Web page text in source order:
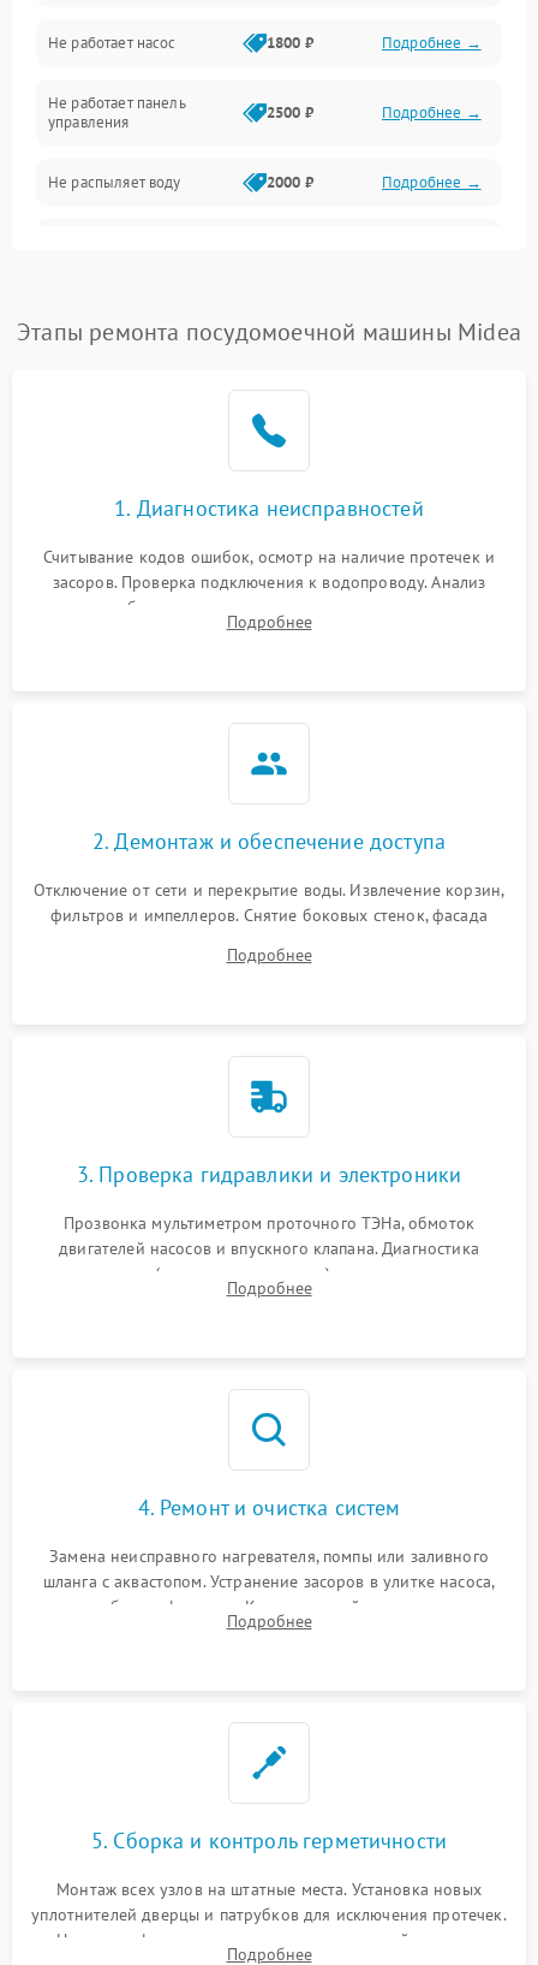
Вода
Гигиена
Программное обеспечение
Не работает насос 1800 ₽ Подробнее →
Не работает панель
управления
2500 ₽ Подробнее →
Не распыляет воду 2000 ₽ Подробнее →
воды
1800 ₽ Подробнее →
Проблемы с
Этапы ремонта посудомоечной машины Midea
1. Диагностика неисправностей
Считывание кодов ошибок, осмотр на наличие протечек и
засоров. Проверка подключения к водопроводу. Анализ
жалоб на отсутствие слива, нагрева, вращения
разбрызгивателей или срабатывание системы защиты
Подробнее
2. Демонтаж и обеспечение доступа
Отключение от сети и перекрытие воды. Извлечение корзин,
фильтров и импеллеров. Снятие боковых стенок, фасада
циркуляционному насосу, ТЭНу и сливной помпе.
Подробнее
3. Проверка гидравлики и электроники
Прозвонка мультиметром проточного ТЭНа, обмоток
двигателей насосов и впускного клапана. Диагностика
прессостата (датчика уровня воды), датчика мутности,
концевика дверцы и электронного модуля управления.
Подробнее
4. Ремонт и очистка систем
Замена неисправного нагревателя, помпы или заливного
шланга с аквастопом. Устранение засоров в улитке насоса,
патрубках и фильтрах. Компонентный ремонт платы
управления, восстановление поврежденной проводки.
Подробнее
5. Сборка и контроль герметичности
Монтаж всех узлов на штатные места. Установка новых
уплотнителей дверцы и патрубков для исключения протечек.
Надежная фиксация хомутов гидравлической системы,
Подробнее